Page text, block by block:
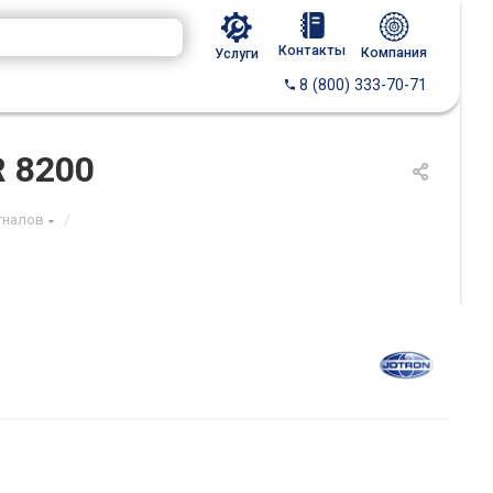
Услуги Контакты Компания
8 (800) 333-70-71
8200
/